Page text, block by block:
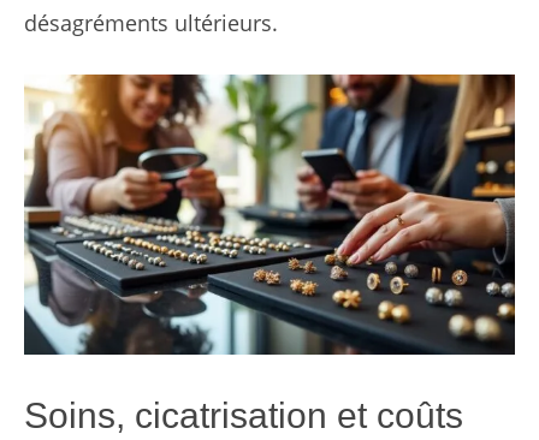
désagréments ultérieurs.
Soins, cicatrisation et coûts